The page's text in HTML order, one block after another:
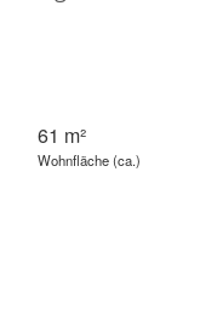
61 m²
Wohnfläche (ca.)